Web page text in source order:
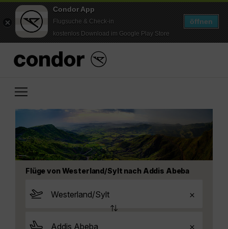
Condor App
Flugsuche & Check-in
kostenlos Download im Google Play Store
öffnen
Flüge von Westerland/Sylt nach Addis Abeba